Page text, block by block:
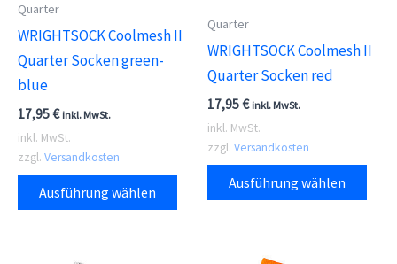
Quarter
WRIGHTSOCK Coolmesh II
Quarter Socken green-
blue
17,95€ inkl. MwSt.
inkl. MwSt.
zzgl. Versandkosten
Ausführung wählen
Dieses
Produkt
Quarter
WRIGHTSOCK Coolmesh II
Quarter Socken red
17,95€ inkl. MwSt.
inkl. MwSt.
zzgl. Versandkosten
Ausführung wählen